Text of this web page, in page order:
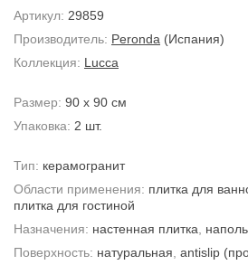
Артикул: 29859
Производитель: Peronda (Испания)
Коллекция: Lucca
Размер: 90 x 90 см
Упаковка: 2 шт.
Тип: керамогранит
Области применения: плитка для
плитка для гостиной
Назначения: настенная плитка
Поверхность: натуральная antislip